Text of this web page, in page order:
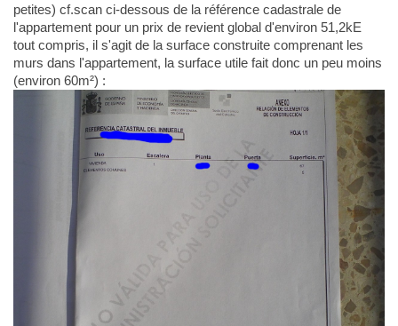
petites) cf.scan ci-dessous de la référence cadastrale de
l'appartement pour un prix de revient global d'environ 51,2kE
tout compris, il s'agit de la surface construite comprenant les
murs dans l'appartement, la surface utile fait donc un peu moins
(environ 60m²) :